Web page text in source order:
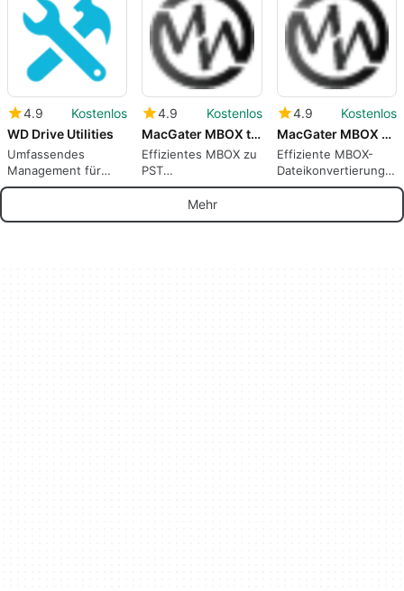
4.9
Kostenlos
WD Drive Utilities
Umfassendes
Management für
WD-Laufwerke
4.9
Kostenlos
MacGater MBOX to PST Converter
Effizientes MBOX zu
PST
Konvertierungstool
4.9
Kostenlos
MacGater MBOX Converter
Effiziente MBOX-
Dateikonvertierung
für Mac-Benutzer
Mehr